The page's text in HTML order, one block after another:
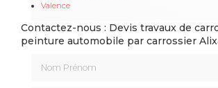
Valence
Contactez-nous : Devis travaux de
peinture automobile par carrossier